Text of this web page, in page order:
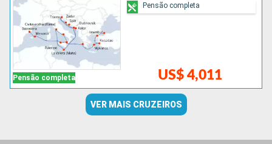
Pensão completa US$ 4,011
Pensão completa
VER MAIS CRUZEIROS